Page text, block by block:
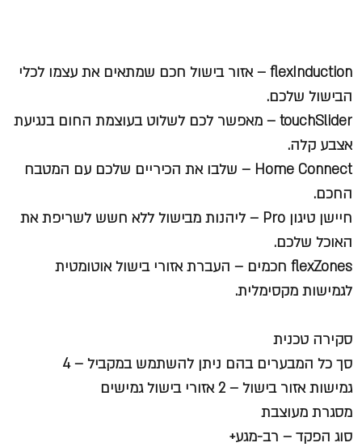
flexInduction– אזור בישול חכם שמתאים את עצמו לכלי
הבישול שלכם.
touchSlider– מאפשר לכם לשלוט בעוצמת החום בנגיעת
אצבע קלה.
Home Connect – שלבו את הכיריים שלכם עם המטבח
החכם.
חיישן טיגון Pro
– ליהנות מבישול ללא חשש לשריפת את
האוכל שלכם.
flexZones חכמים
– העברת אזורי בישול אוטומטית
לגמישות מקסימלית.
סקירה טכנית
סך כל המבערים בהם ניתן להשתמש במקביל – 4
גמישות אזור בישול – 2 אזורי בישול גמישים
מסגרת מעוצבת
סוג הפקד – רב-מגע+